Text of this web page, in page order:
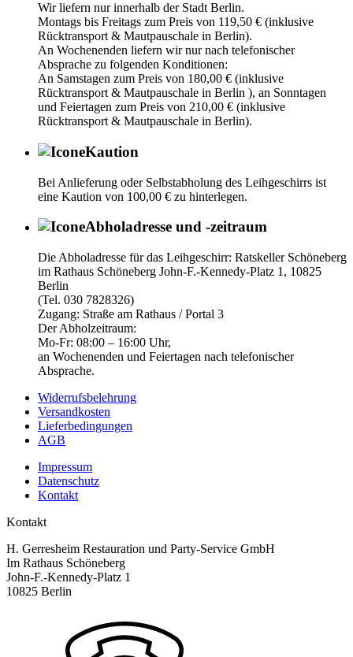
Wir liefern nur innerhalb der Stadt Berlin.
Montags bis Freitags zum Preis von 119,50 € (inklusive
Rücktransport & Mautpauschale in Berlin).
An Wochenenden liefern wir nur nach telefonischer
Absprache zu folgenden Konditionen:
An Samstagen zum Preis von 180,00 € (inklusive
Rücktransport & Mautpauschale in Berlin ), an Sonntagen
und Feiertagen zum Preis von 210,00 € (inklusive
Rücktransport & Mautpauschale in Berlin).
Kaution
Bei Anlieferung oder Selbstabholung des Leihgeschirrs ist
eine Kaution von 100,00 € zu hinterlegen.
Abholadresse und -zeitraum
Die Abholadresse für das Leihgeschirr: Ratskeller Schöneberg
im Rathaus Schöneberg John-F.-Kennedy-Platz 1, 10825
Berlin
(Tel. 030 7828326)
Zugang: Straße am Rathaus / Portal 3
Der Abholzeitraum:
Mo-Fr: 08:00 – 16:00 Uhr,
an Wochenenden und Feiertagen nach telefonischer
Absprache.
Widerrufsbelehrung
Versandkosten
Lieferbedingungen
AGB
Impressum
Datenschutz
Kontakt
Kontakt
H. Gerresheim Restauration und Party-Service GmbH
Im Rathaus Schöneberg
John-F.-Kennedy-Platz 1
10825 Berlin